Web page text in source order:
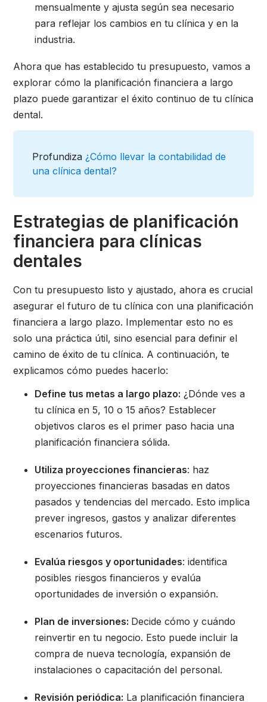
mensualmente y ajusta según sea necesario
para reflejar los cambios en tu clínica y en la
industria.
Ahora que has establecido tu presupuesto, vamos a
explorar cómo la planificación financiera a largo
plazo puede garantizar el éxito continuo de tu clínica
dental.
Profundiza ¿Cómo llevar la contabilidad de
una clínica dental?
Estrategias de planificación
financiera para clínicas
dentales
Con tu presupuesto listo y ajustado, ahora es crucial
asegurar el futuro de tu clínica con una planificación
financiera a largo plazo. Implementar esto no es
solo una práctica útil, sino esencial para definir el
camino de éxito de tu clínica. A continuación, te
explicamos cómo puedes hacerlo:
Define tus metas a largo plazo: ¿Dónde ves a
tu clínica en 5, 10 o 15 años? Establecer
objetivos claros es el primer paso hacia una
planificación financiera sólida.
Utiliza proyecciones financieras: haz
proyecciones financieras basadas en datos
pasados y tendencias del mercado. Esto implica
prever ingresos, gastos y analizar diferentes
escenarios futuros.
Evalúa riesgos y oportunidades: identifica
posibles riesgos financieros y evalúa
oportunidades de inversión o expansión.
Plan de inversiones: Decide cómo y cuándo
reinvertir en tu negocio. Esto puede incluir la
compra de nueva tecnología, expansión de
instalaciones o capacitación del personal.
Revisión periódica: La planificación financiera